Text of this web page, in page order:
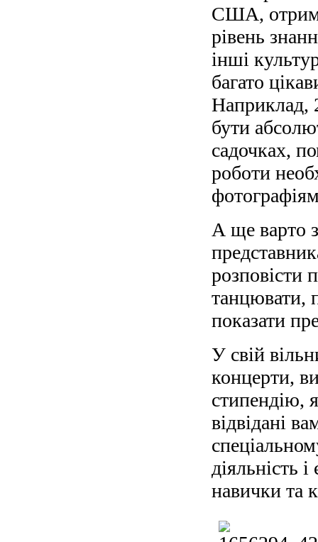
США,
рівень
інші
багато
Наприклад,
бути
садочках,
роботи
А ще варто
розповісти
танцювати,
показати
У свій
концерти,
стипендію,
відвідані
діяльність
навички та